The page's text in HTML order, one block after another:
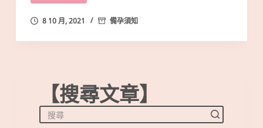
8 10 月, 2021 備孕須知
【搜尋文章】